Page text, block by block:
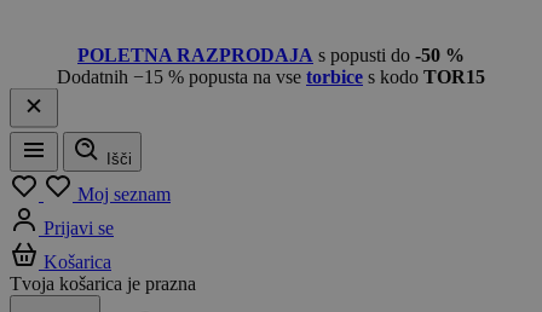
POLETNA RAZPRODAJA s popusti do -50 %
Dodatnih −15 % popusta na vse torbice s kodo TOR15
Meni
Išči
Moj seznam
Prijavi se
Košarica
Tvoja košarica je prazna